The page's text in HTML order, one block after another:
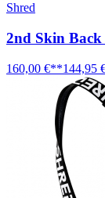
Shred
2nd Skin
160,00 €**144,95